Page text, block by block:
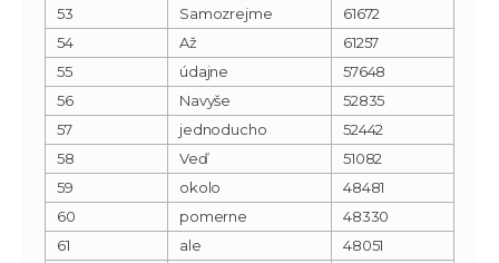
53
Samozrejme
61672
54
Až
61257
55
údajne
57648
56
Navyše
52835
57
jednoducho
52442
58
Veď
51082
59
okolo
48481
60
pomerne
48330
61
ale
48051